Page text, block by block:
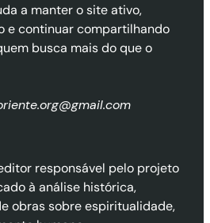
a manter o site ativo,
e continuar compartilhando
busca mais do que o
responsável pelo projeto
à análise histórica,
obras sobre espiritualidade,